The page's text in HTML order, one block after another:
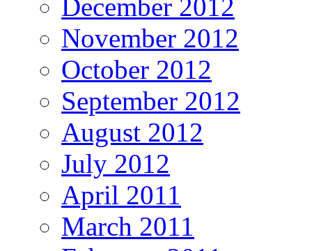
December 2012
November 2012
October 2012
September 2012
August 2012
July 2012
April 2011
March 2011